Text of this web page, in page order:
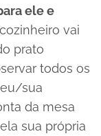
ele e
vai
prato
todos os
sua
da mesa
sua própria